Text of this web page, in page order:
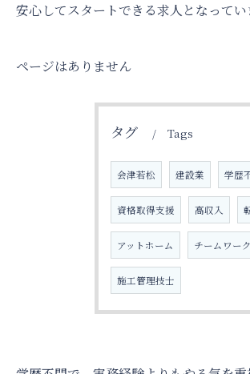
安心してスタートできる求人となってい
ページはありません
タグ Tags
会津若松 建設業 学歴
資格取得支援 高収入
アットホーム チームワーク
施工管理技士